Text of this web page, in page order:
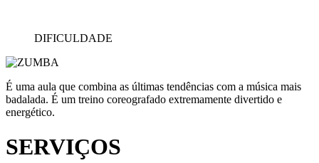
DIFICULDADE
É uma aula que combina as últimas tendências com a música mais
badalada. É um treino coreografado extremamente divertido e
energético.
SERVIÇOS